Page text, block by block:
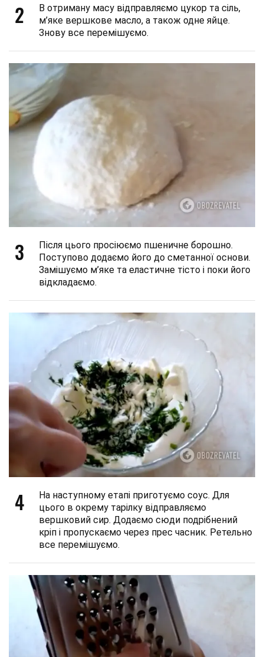
2
В отриману масу відправляємо цукор та сіль,
м’яке вершкове масло, а також одне яйце.
Знову все перемішуємо.
3
Після цього просіюємо пшеничне борошно.
Поступово додаємо його до сметанної основи.
Замішуємо м’яке та еластичне тісто і поки його
відкладаємо.
4
На наступному етапі приготуємо соус. Для
цього в окрему тарілку відправляємо
вершковий сир. Додаємо сюди подрібнений
кріп і пропускаємо через прес часник. Ретельно
все перемішуємо.